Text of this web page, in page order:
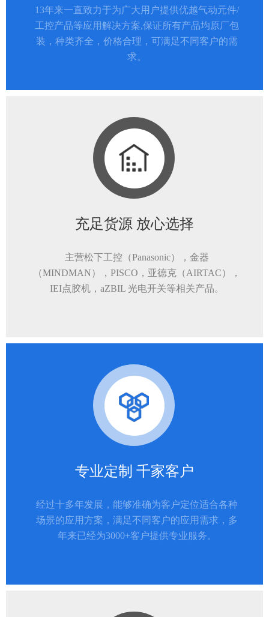
13年来一直致力于为广大用户提供优越气动元件/
工控产品等应用解决方案,保证所有产品均原厂包
装，种类齐全，价格合理，可满足不同客户的需
求。
充足货源 放心选择
主营松下工控（Panasonic），金器
（MINDMAN），PISCO，亚德克（AIRTAC），
IEI点胶机，aZBIL 光电开关等相关产品。
专业定制 千家客户
经过十多年发展，能够准确为客户定位适合各种
场景的应用方案，满足不同客户的应用需求，多
年来已经为3000+客户提供专业服务。